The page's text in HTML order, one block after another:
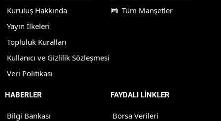
Kuruluş Hakkında
Yayın İlkeleri
Topluluk Kuralları
Kullanıcı ve Gizlilik Sözleşmesi
Veri Politikası
Tüm Manşetler
HABERLER
Bilgi Bankası
FAYDALI LİNKLER
Borsa Verileri